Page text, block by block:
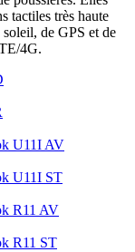
tactiles très haute
de GPS et de
4G.
U11I AV
U11I ST
R11 AV
R11 ST